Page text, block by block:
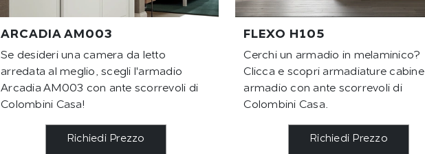
ARCADIA AM003
Se desideri una camera da letto
arredata al meglio, scegli l'armadio
Arcadia AM003 con ante scorrevoli di
Colombini Casa!
Richiedi Prezzo
FLEXO H105
Cerchi un armadio in melaminico?
Clicca e scopri armadiature cabine
armadio con ante scorrevoli di
Colombini Casa.
Richiedi Prezzo